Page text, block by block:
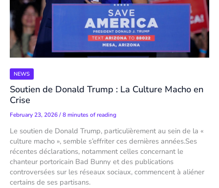
NEWS
Soutien de Donald Trump : La Culture Macho en
Crise
February 23, 2026/8 minutes of reading
Le soutien de Donald Trump, particulièrement au sein de la «
culture macho », semble s’effriter ces dernières années.Ses
récentes déclarations, notamment celles concernant le
chanteur portoricain Bad Bunny et des publications
controversées sur les réseaux sociaux, commencent à aliéner
certains de ses partisans.